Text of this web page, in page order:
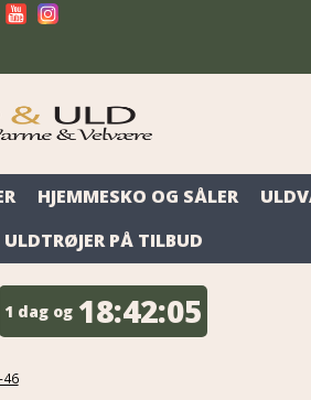
HJEMMESKO OG SÅLER
ULDTRØJER PÅ TILBUD
1 dag og 18:42:04